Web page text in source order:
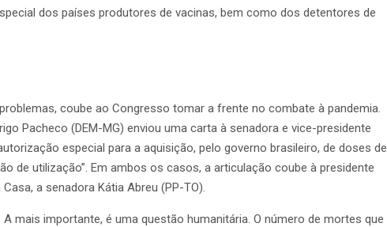
dos países produtores de vacinas, bem como dos detentores de
coube ao Congresso tomar a frente no combate à pandemia.
Pacheco (DEM-MG) enviou uma carta à senadora e vice-presidente
especial para a aquisição, pelo governo brasileiro, de doses de
de utilização”. Em ambos os casos, a articulação coube à presidente
a senadora Kátia Abreu (PP-TO).
mais importante, é uma questão humanitária. O número de mortes que